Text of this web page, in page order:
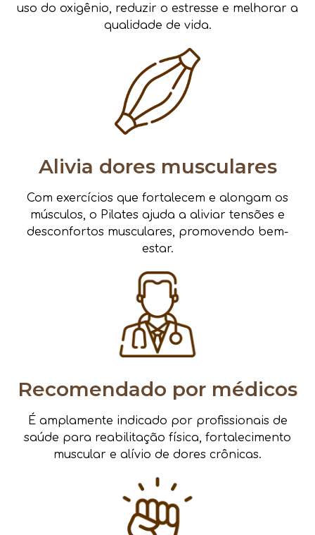
uso do oxigênio, reduzir o estresse e melhorar a
qualidade de vida.
Alivia dores musculares
Com exercícios que fortalecem e alongam os
músculos, o Pilates ajuda a aliviar tensões e
desconfortos musculares, promovendo bem-
estar.
Recomendado por médicos
É amplamente indicado por profissionais de
saúde para reabilitação física, fortalecimento
muscular e alívio de dores crônicas.